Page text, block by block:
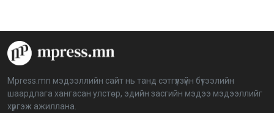
аймагт үргэлжилж байна
BTS-ийн тоглолтыг Netflix дэлхий даяар шууд
дамжуулна
Mpress.mn мэдээллийн сайт нь танд сэтгүүлзүйн бүтээлийн
шаардлага хангасан улстөр, эдийн засгийн мэдээ мэдээллийг
хүргэж ажиллана.